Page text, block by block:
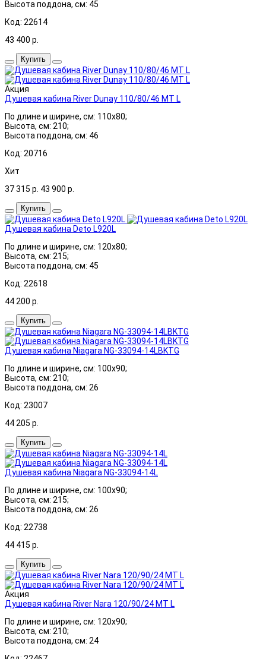
Высота поддона, см: 45
Код: 22614
43 400 р.
Купить
Акция
Душевая кабина River Dunay 110/80/46 MT L
По длине и ширине, см: 110x80;
Высота, см: 210;
Высота поддона, см: 46
Код: 20716
Хит
37 315 р. 43 900 р.
Купить
Душевая кабина Deto L920L
По длине и ширине, см: 120x80;
Высота, см: 215;
Высота поддона, см: 45
Код: 22618
44 200 р.
Купить
Душевая кабина Niagara NG-33094-14LBKTG
По длине и ширине, см: 100x90;
Высота, см: 210;
Высота поддона, см: 26
Код: 23007
44 205 р.
Купить
Душевая кабина Niagara NG-33094-14L
По длине и ширине, см: 100x90;
Высота, см: 215;
Высота поддона, см: 26
Код: 22738
44 415 р.
Купить
Акция
Душевая кабина River Nara 120/90/24 МТ L
По длине и ширине, см: 120x90;
Высота, см: 210;
Высота поддона, см: 24